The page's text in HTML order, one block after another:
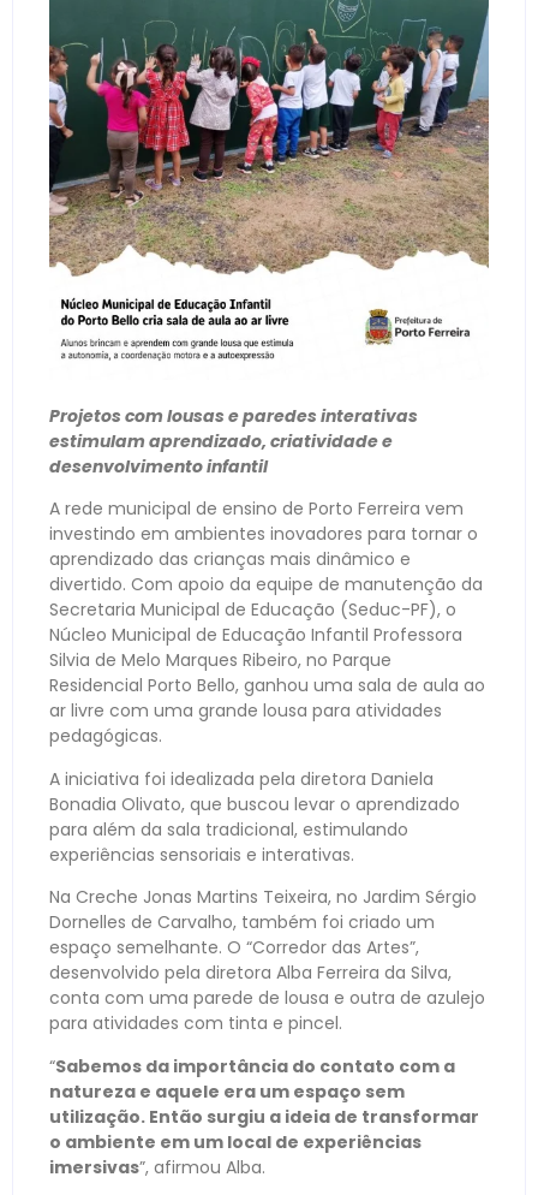
Projetos com lousas e paredes interativas
estimulam aprendizado, criatividade e
desenvolvimento infantil
A rede municipal de ensino de Porto Ferreira vem
investindo em ambientes inovadores para tornar o
aprendizado das crianças mais dinâmico e
divertido. Com apoio da equipe de manutenção da
Secretaria Municipal de Educação (Seduc-PF), o
Núcleo Municipal de Educação Infantil Professora
Silvia de Melo Marques Ribeiro, no Parque
Residencial Porto Bello, ganhou uma sala de aula ao
ar livre com uma grande lousa para atividades
pedagógicas.
A iniciativa foi idealizada pela diretora Daniela
Bonadia Olivato, que buscou levar o aprendizado
para além da sala tradicional, estimulando
experiências sensoriais e interativas.
Na Creche Jonas Martins Teixeira, no Jardim Sérgio
Dornelles de Carvalho, também foi criado um
espaço semelhante. O “Corredor das Artes”,
desenvolvido pela diretora Alba Ferreira da Silva,
conta com uma parede de lousa e outra de azulejo
para atividades com tinta e pincel.
“Sabemos da importância do contato com a
natureza e aquele era um espaço sem
utilização. Então surgiu a ideia de transformar
o ambiente em um local de experiências
imersivas”, afirmou Alba.